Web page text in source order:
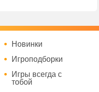
Новинки
Игроподборки
Игры всегда с
тобой